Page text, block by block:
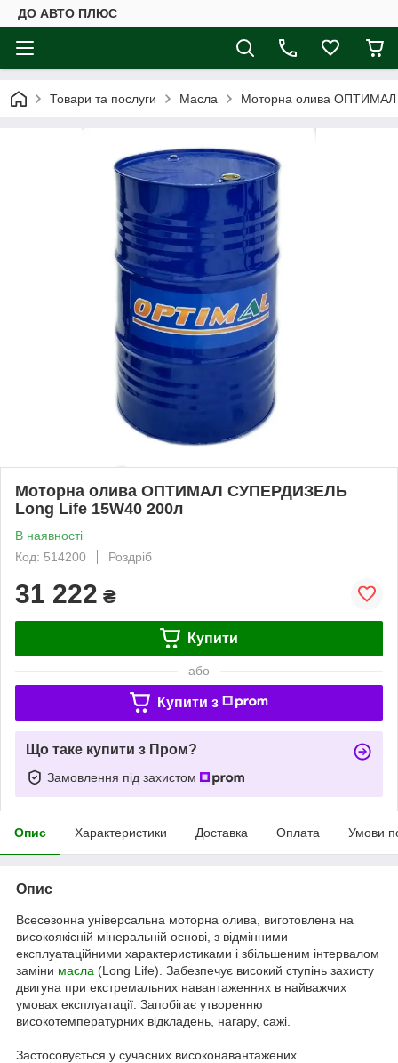
ДО АВТО ПЛЮС
Товари та послуги Масла Моторна олива
Моторна олива ОПТИМАЛ СУПЕРДИЗЕЛЬ
Long Life 15W40 200л
В наявності
Код: 514200
Роздріб
31 222 ₴
Купити
або
Купити з
Що таке купити з Пром?
Замовлення під захистом
Опис Характеристики Доставка Оплата Умови
Опис
Всесезонна універсальна моторна олива, виготовлена на
високоякісній мінеральній основі, з відмінними
експлуатаційними характеристиками і збільшеним інтервалом
заміни масла (Long Life). Забезпечує високий ступінь захисту
двигуна при екстремальних навантаженнях в найважчих
умовах експлуатації. Запобігає утворенню
високотемпературних відкладень, нагару, сажі.
Застосовується у сучасних високонавантажених